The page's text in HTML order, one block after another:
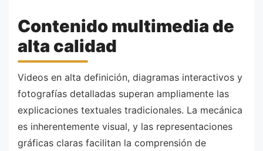
Contenido multimedia de
alta calidad
Videos en alta definición, diagramas interactivos y
fotografías detalladas superan ampliamente las
explicaciones textuales tradicionales. La mecánica
es inherentemente visual, y las representaciones
gráficas claras facilitan la comprensión de